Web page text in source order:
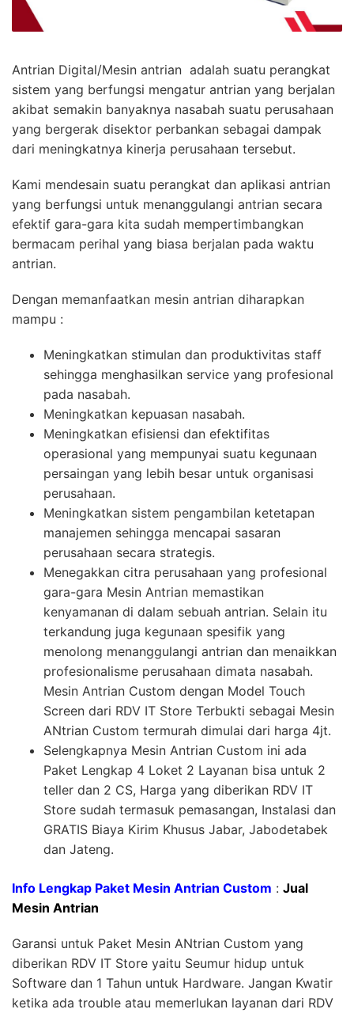
Antrian Digital/Mesin antrian adalah suatu perangkat
sistem yang berfungsi mengatur antrian yang berjalan
akibat semakin banyaknya nasabah suatu perusahaan
yang bergerak disektor perbankan sebagai dampak
dari meningkatnya kinerja perusahaan tersebut.
Kami mendesain suatu perangkat dan aplikasi antrian
yang berfungsi untuk menanggulangi antrian secara
efektif gara-gara kita sudah mempertimbangkan
bermacam perihal yang biasa berjalan pada waktu
antrian.
Dengan memanfaatkan mesin antrian diharapkan
mampu :
Meningkatkan stimulan dan produktivitas staff
sehingga menghasilkan service yang profesional
pada nasabah.
Meningkatkan kepuasan nasabah.
Meningkatkan efisiensi dan efektifitas
operasional yang mempunyai suatu kegunaan
persaingan yang lebih besar untuk organisasi
perusahaan.
Meningkatkan sistem pengambilan ketetapan
manajemen sehingga mencapai sasaran
perusahaan secara strategis.
Menegakkan citra perusahaan yang profesional
gara-gara Mesin Antrian memastikan
kenyamanan di dalam sebuah antrian. Selain itu
terkandung juga kegunaan spesifik yang
menolong menanggulangi antrian dan menaikkan
profesionalisme perusahaan dimata nasabah.
Mesin Antrian Custom dengan Model Touch
Screen dari RDV IT Store Terbukti sebagai Mesin
ANtrian Custom termurah dimulai dari harga 4jt.
Selengkapnya Mesin Antrian Custom ini ada
Paket Lengkap 4 Loket 2 Layanan bisa untuk 2
teller dan 2 CS, Harga yang diberikan RDV IT
Store sudah termasuk pemasangan, Instalasi dan
GRATIS Biaya Kirim Khusus Jabar, Jabodetabek
dan Jateng.
Info Lengkap Paket Mesin Antrian Custom : Jual
Mesin Antrian
Garansi untuk Paket Mesin ANtrian Custom yang
diberikan RDV IT Store yaitu Seumur hidup untuk
Software dan 1 Tahun untuk Hardware. Jangan Kwatir
ketika ada trouble atau memerlukan layanan dari RDV